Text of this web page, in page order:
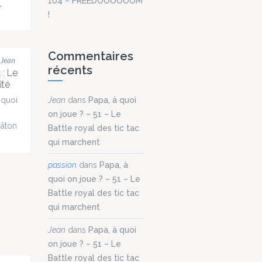
: Le
quoi
!
Commentaires
récents
Jean dans Papa, à quoi
on joue ? – 51 – Le
Battle royal des tic tac
qui marchent
passion dans Papa, à
quoi on joue ? – 51 – Le
Battle royal des tic tac
qui marchent
Jean dans Papa, à quoi
on joue ? – 51 – Le
Battle royal des tic tac